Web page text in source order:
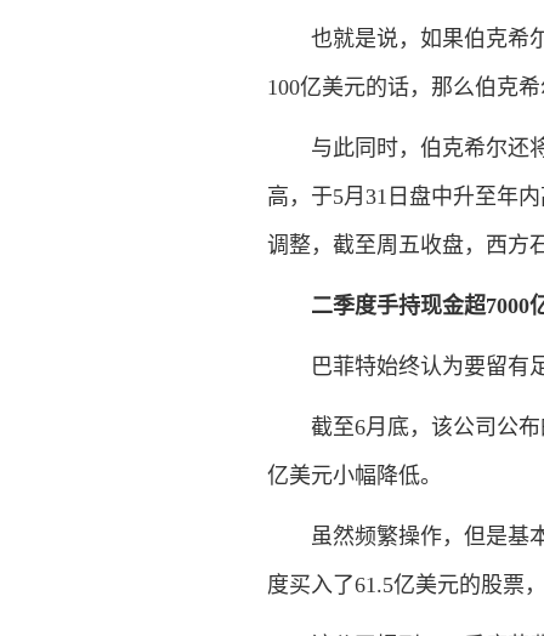
也就是说，如果伯克希尔
100亿美元的话，那么伯克
与此同时，伯克希尔还将
高，于5月31日盘中升至年
调整，截至周五收盘，西方
二季度手持现金超7000
巴菲特始终认为要留有足
截至6月底，该公司公布
亿美元小幅降低。
虽然频繁操作，但是基本
度买入了61.5亿美元的股票